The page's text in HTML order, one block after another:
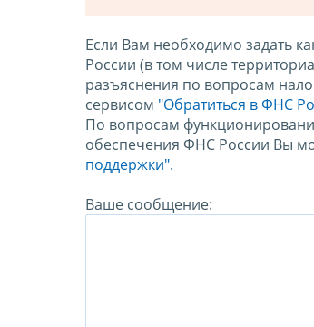
Если Вам необходимо задать
России (в том числе
разъяснения по вопросам
сервисом "Обратиться в ФНС
По вопросам
обеспечения ФНС России Вы
поддержки".
Ваше сообщение: